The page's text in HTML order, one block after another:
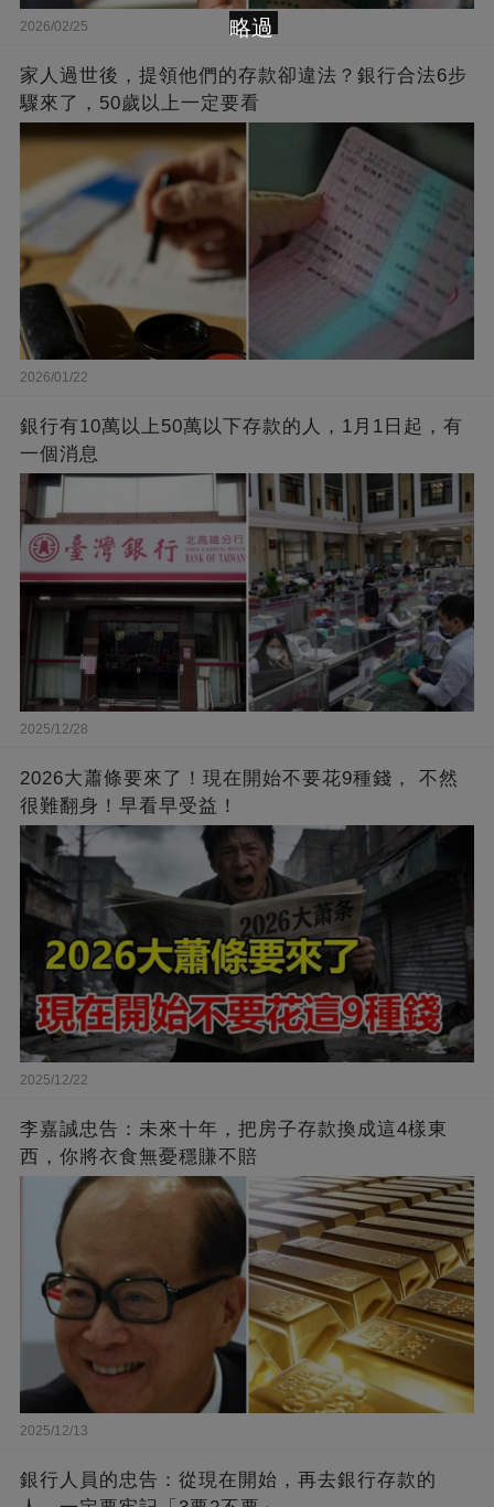
2026/02/25
家人過世後，提領他們的存款卻違法？銀行合法6步
驟來了，50歲以上一定要看
2026/01/22
銀行有10萬以上50萬以下存款的人，1月1日起，有
一個消息
2025/12/28
2026大蕭條要來了！現在開始不要花9種錢， 不然
很難翻身！早看早受益！
2025/12/22
李嘉誠忠告：未來十年，把房子存款換成這4樣東
西，你將衣食無憂穩賺不賠
2025/12/13
銀行人員的忠告：從現在開始，再去銀行存款的
略過